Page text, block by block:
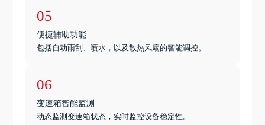
05
便捷辅助功能
包括自动雨刮、喷水，以及散热风扇的智能调控。
06
变速箱智能监测
动态监测变速箱状态，实时监控设备稳定性。